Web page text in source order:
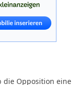
die Opposition eine